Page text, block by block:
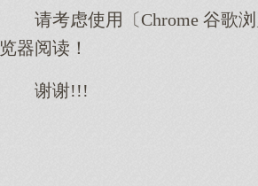
请考虑使用〔Chrome 谷歌
览器阅读！
谢谢!!!